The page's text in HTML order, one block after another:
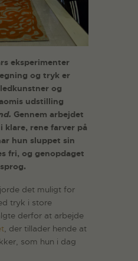
eksperimenter
og tryk er
og
udstilling
Gennem arbejdet
klare, rene farver på
hun sluppet sin
fri, og genopdaget
det muligt for
tryk i store
derfor at arbejde
, der tillader hende at
som hun i dag